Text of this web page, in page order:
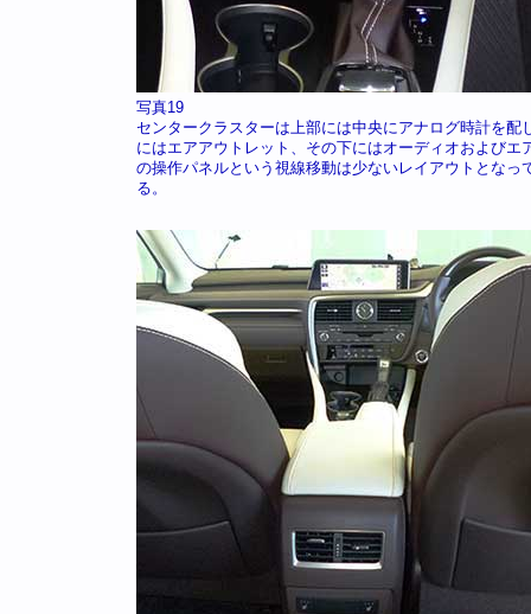
写真19
センタークラスターは上部には中央にアナログ時計を配
にはエアアウトレット、その下にはオーディオおよびエ
の操作パネルという視線移動は少ないレイアウトとなっ
る。